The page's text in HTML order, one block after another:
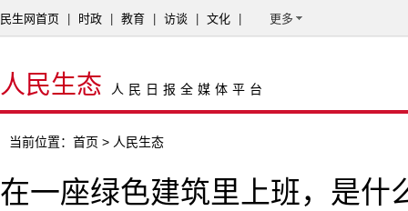
民生网首页 时政 教育 访谈 文化 更多
人民生态 人民日报全媒体平台
当前位置： 首页 > 人民生态
在一座绿色建筑里上班，是什